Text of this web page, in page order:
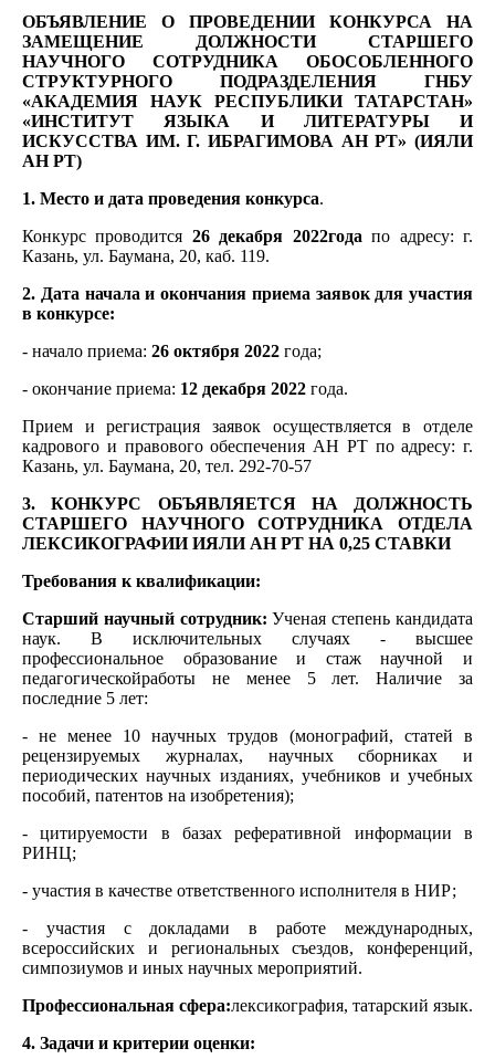
ОБЪЯВЛЕНИЕ О ПРОВЕДЕНИИ КОНКУРСА НА
ЗАМЕЩЕНИЕ ДОЛЖНОСТИ СТАРШЕГО
НАУЧНОГО СОТРУДНИКА ОБОСОБЛЕННОГО
СТРУКТУРНОГО ПОДРАЗДЕЛЕНИЯ ГНБУ
«АКАДЕМИЯ НАУК РЕСПУБЛИКИ ТАТАРСТАН»
«ИНСТИТУТ ЯЗЫКА И ЛИТЕРАТУРЫ И
ИСКУССТВА ИМ. Г. ИБРАГИМОВА АН РТ» (ИЯЛИ
АН РТ)
1. Место и дата проведения конкурса.
Конкурс проводится 26 декабря 2022года по адресу: г.
Казань, ул. Баумана, 20, каб. 119.
2. Дата начала и окончания приема заявок для участия
в конкурсе:
- начало приема: 26 октября 2022 года;
- окончание приема: 12 декабря 2022 года.
Прием и регистрация заявок осуществляется в отделе
кадрового и правового обеспечения АН РТ по адресу: г.
Казань, ул. Баумана, 20, тел. 292-70-57
3. КОНКУРС ОБЪЯВЛЯЕТСЯ НА ДОЛЖНОСТЬ
СТАРШЕГО НАУЧНОГО СОТРУДНИКА ОТДЕЛА
ЛЕКСИКОГРАФИИ ИЯЛИ АН РТ НА 0,25 СТАВКИ
Требования к квалификации:
Старший научный сотрудник: Ученая степень кандидата
наук. В исключительных случаях - высшее
профессиональное образование и стаж научной и
педагогическойработы не менее 5 лет. Наличие за
последние 5 лет:
- не менее 10 научных трудов (монографий, статей в
рецензируемых журналах, научных сборниках и
периодических научных изданиях, учебников и учебных
пособий, патентов на изобретения);
- цитируемости в базах реферативной информации в
РИНЦ;
- участия в качестве ответственного исполнителя в НИР;
- участия с докладами в работе международных,
всероссийских и региональных съездов, конференций,
симпозиумов и иных научных мероприятий.
Профессиональная сфера:лексикография, татарский язык.
4. Задачи и критерии оценки: